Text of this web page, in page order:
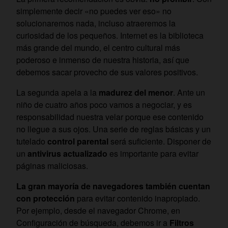
simplemente decir «no puedes ver eso» no
solucionaremos nada, incluso atraeremos la
curiosidad de los pequeños. Internet es la biblioteca
más grande del mundo, el centro cultural más
poderoso e inmenso de nuestra historia, así que
debemos sacar provecho de sus valores positivos.
La segunda apela a la madurez del menor. Ante un
niño de cuatro años poco vamos a negociar, y es
responsabilidad nuestra velar porque ese contenido
no llegue a sus ojos. Una serie de reglas básicas y un
tutelado control parental será suficiente. Disponer de
un antivirus actualizado es importante para evitar
páginas maliciosas.
La gran mayoría de navegadores también cuentan
con protección para evitar contenido inapropiado.
Por ejemplo, desde el navegador Chrome, en
Configuración de búsqueda, debemos ir a Filtros